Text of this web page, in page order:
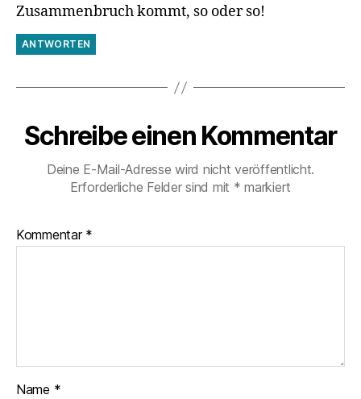
Zusammenbruch kommt, so oder so!
ANTWORTEN
Schreibe einen Kommentar
Deine E-Mail-Adresse wird nicht veröffentlicht.
Erforderliche Felder sind mit * markiert
Kommentar *
Name *